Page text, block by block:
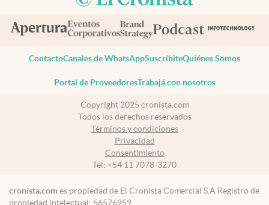
ContactoCanales de WhatsAppSuscribiteQuiénes Somos
Portal de ProveedoresTrabajá con nosotros
Copyright 2025 cronista.com
Todos los derechos reservados
Términos y condiciones
Privacidad
Consentimiento
Tel: +54 11 7078-3270
cronista.com es propiedad de El Cronista Comercial S.A Registro de
propiedad intelectual: 56576959